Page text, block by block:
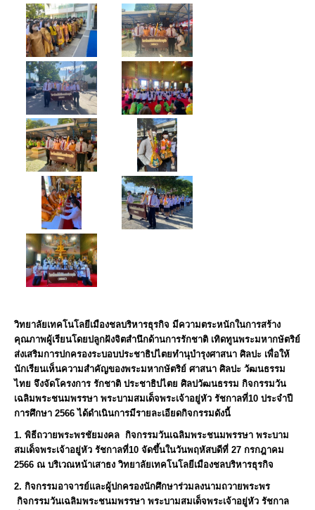
วิทยาลัยเทคโนโลยีเมืองชลบริหารธุรกิจ มีความตระหนักในการสร้าง
คุณภาพผู้เรียนโดยปลูกฝังจิตสำนึกด้านการรักชาติ เทิดทูนพระมหากษัตริย์
ส่งเสริมการปกครองระบอบประชาธิปไตยทำนุบำรุงศาสนา ศิลปะ เพื่อให้
นักเรียนเห็นความสำคัญของพระมหากษัตริย์ ศาสนา ศิลปะ วัฒนธรรม
ไทย จึงจัดโครงการ รักชาติ ประชาธิปไตย ศิลปวัฒนธรรม กิจกรรมวัน
เฉลิมพระชนมพรรษา พระบามสมเด็จพระเจ้าอยู่หัว รัชกาลที่10 ประจำปี
การศึกษา 2566 ได้ดำเนินการมีรายละเอียดกิจกรรมดังนี้
1. พิธีถวายพระพรชัยมงคล กิจกรรมวันเฉลิมพระชนมพรรษา พระบาม
สมเด็จพระเจ้าอยู่หัว รัชกาลที่10 จัดขึ้นในวันพฤหัสบดีที่ 27 กรกฎาคม
2566 ณ บริเวณหน้าเสาธง วิทยาลัยเทคโนโลยีเมืองชลบริหารธุรกิจ
2. กิจกรรมอาจารย์และผู้ปกครองนักศึกษาร่วมลงนามถวายพระพร
กิจกรรมวันเฉลิมพระชนมพรรษา พระบามสมเด็จพระเจ้าอยู่หัว รัชกาล